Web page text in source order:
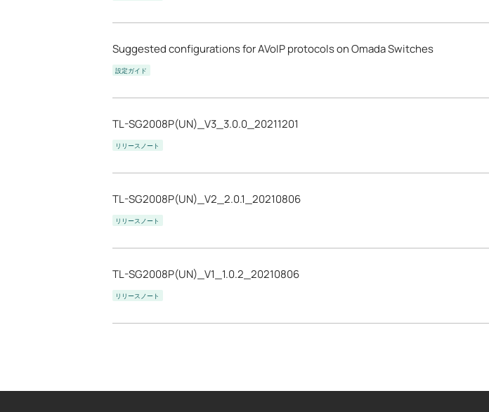
Suggested configurations for AVoIP protocols on Omada Switches
設定ガイド
TL-SG2008P(UN)_V3_3.0.0_20211201
リリースノート
TL-SG2008P(UN)_V2_2.0.1_20210806
リリースノート
TL-SG2008P(UN)_V1_1.0.2_20210806
リリースノート